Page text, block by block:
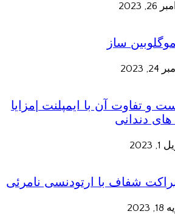
2023
ساز
2023
و تفاوت آن با ایمپلنت |مزایا
دندانی
2023
براکت شفاف با ارتودنسی نامرئی